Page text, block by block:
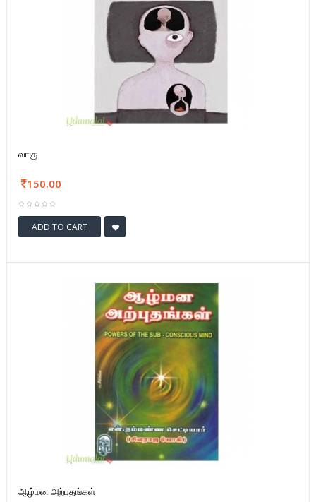
வாகு
150.00
ADD TO CART
ஆழ்மன அற்புதங்கள்